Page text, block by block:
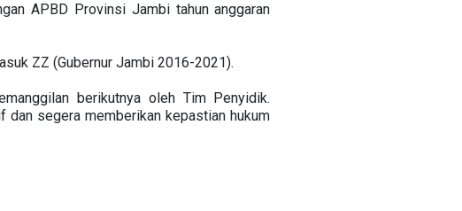
APBD Provinsi Jambi tahun anggaran
ZZ (Gubernur Jambi 2016-2021).
berikutnya oleh Tim Penyidik.
dan segera memberikan kepastian hukum